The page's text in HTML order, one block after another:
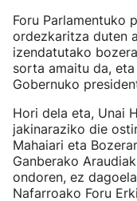
Foru Parlamentuko
ordezkaritza duten
izendatutako
sorta amaitu da,
Gobernuko
Hori dela eta, Unai
jakinaraziko die
Mahaiari eta
Ganberako
ondoren, ez
Nafarroako Foru